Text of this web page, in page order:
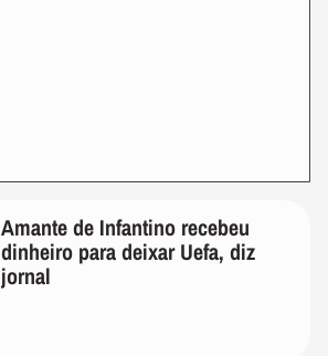
Amante de Infantino recebeu
dinheiro para deixar Uefa, diz
jornal